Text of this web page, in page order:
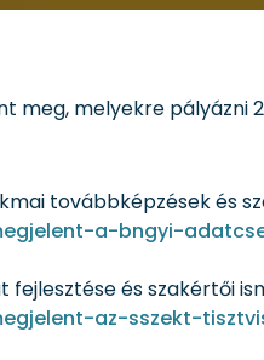
melyekre pályázni
továbbképzések és
a-bngyi-
fejlesztése és szakértői
az-sszekt-